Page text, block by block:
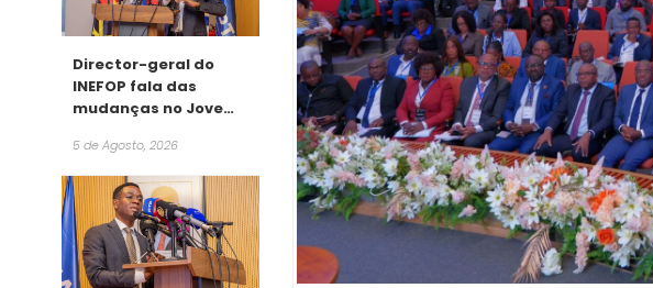
Director-geral do
INEFOP fala das
mudanças no Jovem
5 de Agosto, 2026